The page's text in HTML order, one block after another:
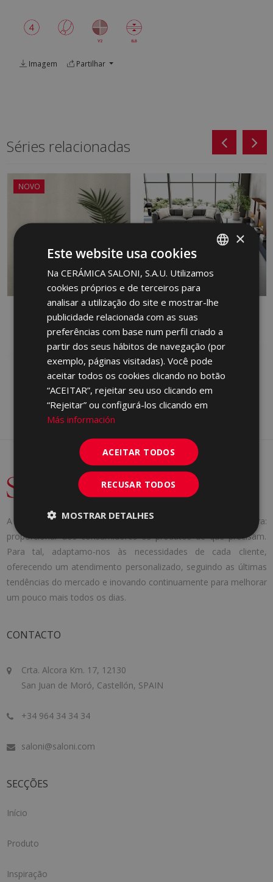
Imagem Partilhar
Séries relacionadas
NOVO
DANDY
WHITE BODY WALL TILE
FRONT
PORCELAIN
A Cerámica Saloni foi fundada em 1971 com uma ideia clara:
proporcionar aos consumidores os produtos de que precisam.
Para tal, adaptamo-nos às necessidades de cada cliente,
oferecendo um atendimento personalizado, seguindo as últimas
tendências do mercado e inovando continuamente para melhorar
um pouco mais todos os dias.
CONTACTO
Crta. Alcora Km. 17, 12130
San Juan de Moró, Castellón, SPAIN
+34 964 34 34 34
saloni@saloni.com
SECÇÕES
Início
Produto
Inspiração
SPANISH
ENGLISH
GERMAN
PORTUGUESE
×
Este website usa cookies
Na CERÁMICA SALONI, S.A.U. Utilizamos
cookies próprios e de terceiros para
analisar a utilização do site e mostrar-lhe
publicidade relacionada com as suas
preferências com base num perfil criado a
partir dos seus hábitos de navegação (por
exemplo, páginas visitadas). Você pode
aceitar todos os cookies clicando no botão
“ACEITAR”, rejeitar seu uso clicando em
“Rejeitar” ou configurá-los clicando em
Más información
ACEITAR TODOS
RECUSAR TODOS
MOSTRAR DETALHES